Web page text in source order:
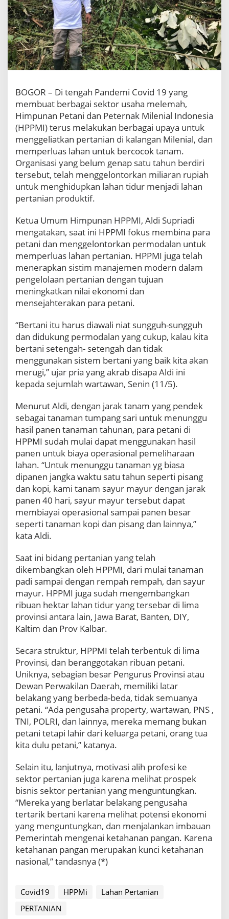
v
i
d
1
9
H
P
P
I
T
r
u
s
K
e
b
a
n
k
a
n
L
a
h
a
n
P
e
t
a
n
a
n
BOGOR – Di tengah Pandemi Covid 19 yang
membuat berbagai sektor usaha melemah,
Himpunan Petani dan Peternak Milenial Indonesia
(HPPMI) terus melakukan berbagai upaya untuk
menggeliatkan pertanian di kalangan Milenial, dan
memperluas lahan untuk bercocok tanam.
Organisasi yang belum genap satu tahun berdiri
tersebut, telah menggelontorkan miliaran rupiah
untuk menghidupkan lahan tidur menjadi lahan
pertanian produktif.
Ketua Umum Himpunan HPPMI, Aldi Supriadi
mengatakan, saat ini HPPMI fokus membina para
petani dan menggelontorkan permodalan untuk
memperluas lahan pertanian. HPPMI juga telah
menerapkan sistim manajemen modern dalam
pengelolaan pertanian dengan tujuan
meningkatkan nilai ekonomi dan
mensejahterakan para petani.
“Bertani itu harus diawali niat sungguh-sungguh
dan didukung permodalan yang cukup, kalau kita
bertani setengah- setengah dan tidak
menggunakan sistem bertani yang baik kita akan
merugi,” ujar pria yang akrab disapa Aldi ini
kepada sejumlah wartawan, Senin (11/5).
Menurut Aldi, dengan jarak tanam yang pendek
sebagai tanaman tumpang sari untuk menunggu
hasil panen tanaman tahunan, para petani di
HPPMI sudah mulai dapat menggunakan hasil
panen untuk biaya operasional pemeliharaan
lahan. “Untuk menunggu tanaman yg biasa
dipanen jangka waktu satu tahun seperti pisang
dan kopi, kami tanam sayur mayur dengan jarak
panen 40 hari, sayur mayur tersebut dapat
membiayai operasional sampai panen besar
seperti tanaman kopi dan pisang dan lainnya,”
kata Aldi.
Saat ini bidang pertanian yang telah
dikembangkan oleh HPPMI, dari mulai tanaman
padi sampai dengan rempah rempah, dan sayur
mayur. HPPMI juga sudah mengembangkan
ribuan hektar lahan tidur yang tersebar di lima
provinsi antara lain, Jawa Barat, Banten, DIY,
Kaltim dan Prov Kalbar.
Secara struktur, HPPMI telah terbentuk di lima
Provinsi, dan beranggotakan ribuan petani.
Uniknya, sebagian besar Pengurus Provinsi atau
Dewan Perwakilan Daerah, memiliki latar
belakang yang berbeda-beda, tidak semuanya
petani. “Ada pengusaha property, wartawan, PNS ,
TNI, POLRI, dan lainnya, mereka memang bukan
petani tetapi lahir dari keluarga petani, orang tua
kita dulu petani,” katanya.
Selain itu, lanjutnya, motivasi alih profesi ke
sektor pertanian juga karena melihat prospek
bisnis sektor pertanian yang menguntungkan.
“Mereka yang berlatar belakang pengusaha
tertarik bertani karena melihat potensi ekonomi
yang menguntungkan, dan menjalankan imbauan
Pemerintah mengenai ketahanan pangan. Karena
ketahanan pangan merupakan kunci ketahanan
nasional,” tandasnya (*)
Covid19 HPPMi
Lahan Pertanian
PERTANIAN